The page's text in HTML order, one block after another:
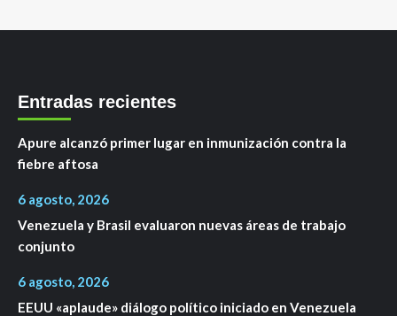
Entradas recientes
Apure alcanzó primer lugar en inmunización contra la
fiebre aftosa
6 agosto, 2026
Venezuela y Brasil evaluaron nuevas áreas de trabajo
conjunto
6 agosto, 2026
EEUU «aplaude» diálogo político iniciado en Venezuela